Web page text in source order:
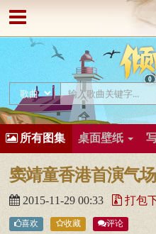
所有图集 桌面壁纸
窦靖童香港首演气
2015-11-29 00:33 打包
喜欢 收藏 评论